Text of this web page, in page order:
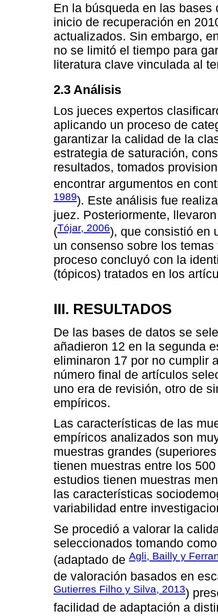
En la búsqueda en las
inicio de recuperación en
actualizados. Sin embargo,
no se limitó el tiempo para
literatura clave vinculada al
2.3 Análisis
Los jueces expertos
aplicando un proceso de
garantizar la calidad de la
estrategia de saturación,
resultados, tomados
encontrar argumentos en
1989). Este análisis fue
juez. Posteriormente,
(Tójar, 2006), que consistió en
un consenso sobre los
proceso concluyó con la
(tópicos) tratados en los
III. RESULTADOS
De las bases de datos se
añadieron 12 en la segunda
eliminaron 17 por no cumplir
número final de artículos
uno era de revisión, otro de
empíricos.
Las características de las
empíricos analizados son
muestras grandes
tienen muestras entre los
estudios tienen muestras
las características
variabilidad entre
Se procedió a valorar la
seleccionados tomando
(adaptado de Agli, Bailly y
de valoración basados en
Gutierres Filho y Silva, 2013)
facilidad de adaptación a